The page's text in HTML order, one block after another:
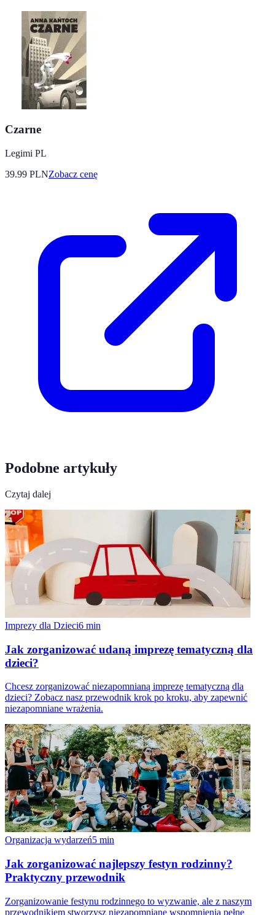
Czarne
Legimi PL
39.99 PLNZobacz cenę
Podobne artykuły
Czytaj dalej
Imprezy dla Dzieci6 min
Jak zorganizować udaną imprezę tematyczną dla
dzieci?
Chcesz zorganizować niezapomnianą imprezę tematyczną dla
dzieci? Zobacz nasz przewodnik krok po kroku, aby zapewnić
niezapomniane wrażenia.
Organizacja wydarzeń5 min
Jak zorganizować najlepszy festyn rodzinny?
Praktyczny przewodnik
Zorganizowanie festynu rodzinnego to wyzwanie, ale z naszym
przewodnikiem stworzysz niezapomniane wspomnienia pełne